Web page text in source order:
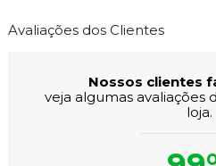
Avaliações dos Clientes
Nossos clientes
veja algumas avaliações
loja.